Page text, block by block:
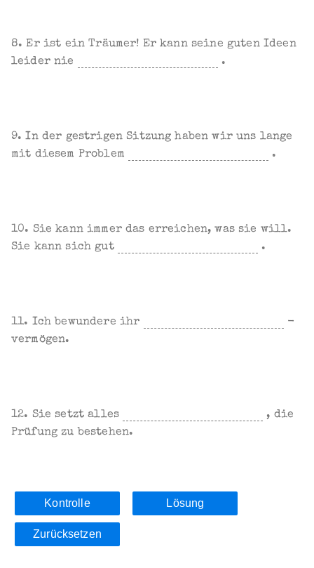
8. Er ist ein Träumer! Er kann seine guten Ideen
leider nie
.
9. In der gestrigen Sitzung haben wir uns lange
mit diesem Problem
.
10. Sie kann immer das erreichen, was sie will.
Sie kann sich gut
.
11. Ich bewundere ihr
-
vermögen.
12. Sie setzt alles
, die
Prüfung zu bestehen.
Kontrolle Lösung
Zurücksetzen